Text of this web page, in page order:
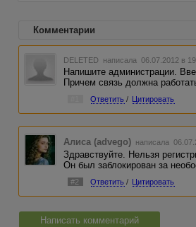
Комментарии
DELETED написала 06.07.2012 в
Напишите администрации.
Причем связь должна
Ответить / Цитировать
Алиса (advego) написала
Здравствуйте. Нельзя
Он был заблокирован за
#2 Ответить / Цитировать
Написать комментарий